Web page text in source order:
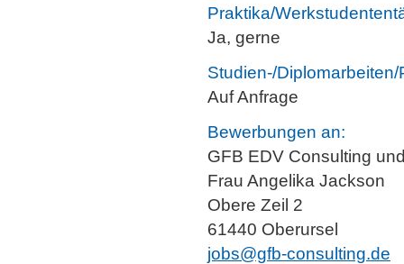
Praktika/
Ja, gerne
Studien-/
Auf Anfrage
Bewerbungen an:
GFB EDV Consulting
Frau Angelika Jackson
Obere Zeil 2
61440 Oberursel
jobs@gfb-consulting.de